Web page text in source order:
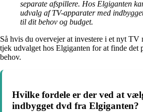
separate afspillere. Hos Elgiganten
udvalg af TV-apparater med
til dit behov og budget.
Så hvis du overvejer at investere i et nyt
tjek udvalget hos Elgiganten for at finde det
behov.
Hvilke fordele er der ved at
indbygget dvd fra Elgiganten?